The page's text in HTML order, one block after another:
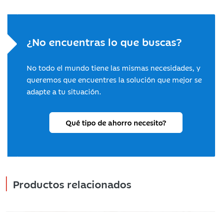
¿No encuentras lo que buscas?
No todo el mundo tiene las mismas necesidades, y
queremos que encuentres la solución que mejor se
adapte a tu situación.
Qué tipo de ahorro necesito?
Productos relacionados